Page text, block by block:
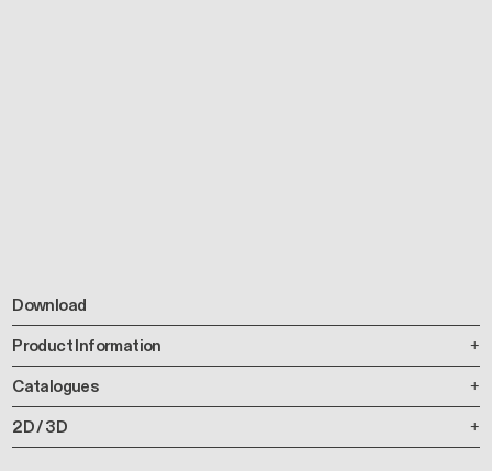
Download
Product Information
Catalogues
2D / 3D